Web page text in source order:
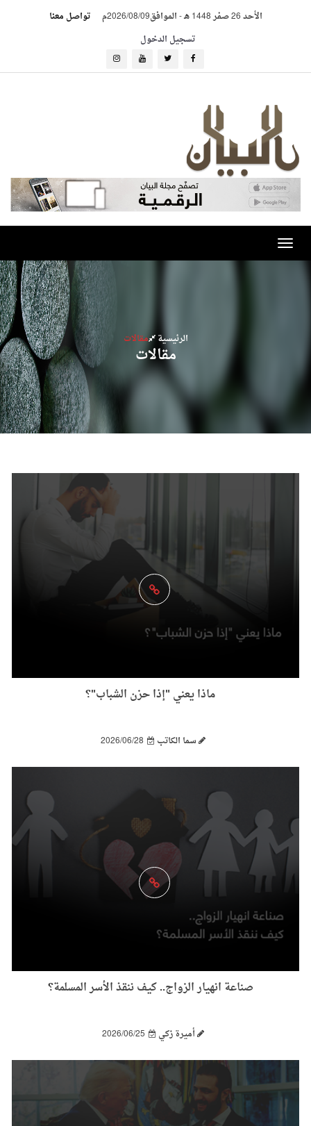
الأحد 26 صفر 1448 هـ -الموافق2026/08/09م
تواصل معنا
تسجيل الدخول
Toggle
navigation
الرئيسية مقالات
مقالات
ماذا يعني "إذا حزن الشباب"؟
سما الكاتب 2026/06/28
صناعة انهيار الزواج.. كيف ننقذ الأسر المسلمة؟
أميرة زكي 2026/06/25